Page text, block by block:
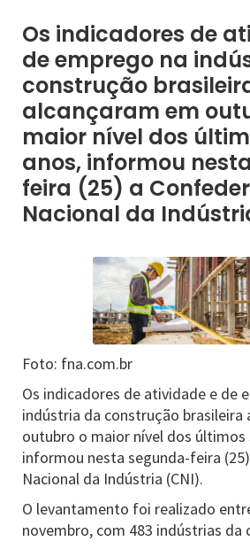
Os indicadores de
de emprego na
construção
alcançaram em
maior nível dos
anos, informou
feira (25) a
Nacional da
Foto: fna.com.br
Os indicadores de atividade e de
indústria da construção brasileira
outubro o maior nível dos últimos
informou nesta segunda-feira
Nacional da Indústria (CNI).
O levantamento foi realizado
novembro, com 483 indústrias da